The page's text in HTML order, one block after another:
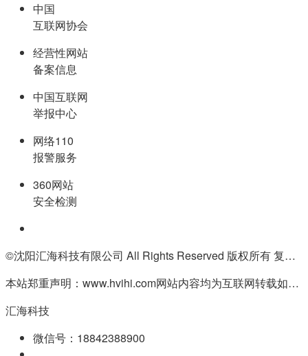
中国
互联网协会
经营性网站
备案信息
中国互联网
举报中心
网络110
报警服务
360网站
安全检测
©沈阳汇海科技有限公司 All Rights Reserved 版权所有 复制必究
本站郑重声明：www.hvihi.com网站内容均为互联网转载如有侵权请联系QQ:55506560删除
汇海科技
微信号：18842388900